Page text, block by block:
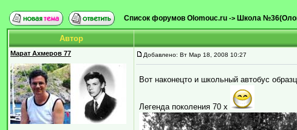
Список форумов Olomouc.ru -> Школа
Автор
Марат Ахмеров 77 Добавлено: Вт Мар 18, 2008 10:27
Вот наконецто и школьный автобус
Легенда поколения 70 х